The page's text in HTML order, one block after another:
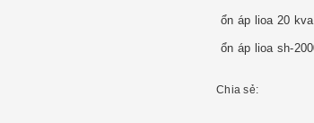
ổn áp lioa 20 kva
ổn áp lioa sh-
Chia sẻ: